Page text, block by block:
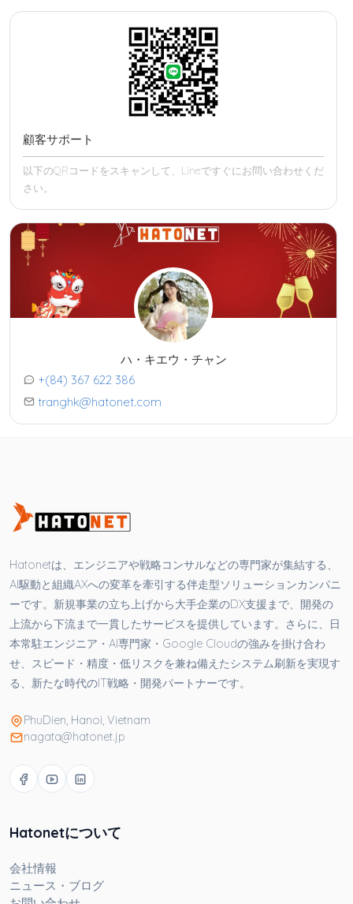
顧客サポート
以下のQRコードをスキャンして、Lineですぐにお問い合わせくだ
さい。
ハ・キエウ・チャン
+(84) 367 622 386
tranghk@hatonet.com
Hatonetは、エンジニアや戦略コンサルなどの専門家が集結する、
AI駆動と組織AXへの変革を牽引する伴走型ソリューションカンパニ
ーです。新規事業の立ち上げから大手企業のDX支援まで、開発の
上流から下流まで一貫したサービスを提供しています。さらに、日
本常駐エンジニア・AI専門家・Google Cloudの強みを掛け合わ
せ、スピード・精度・低リスクを兼ね備えたシステム刷新を実現す
る、新たな時代のIT戦略・開発パートナーです。
PhuDien, Hanoi, Vietnam
nagata@hatonet.jp
Hatonetについて
会社情報
ニュース・ブログ